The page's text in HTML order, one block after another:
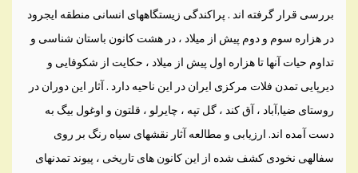
بررسی قرار گرفته اند . پراکندگی زيستگاههای انسانی منطقه ايجرود
در هزاره سوم و دوم پيش از ميلاد ، در هشت کانون باستان شناسی و
تداوم حيات آنها تا هزاره اول پيش از ميلاد ، حکايت از شکوفايی و
ديرپايی تمدن فلات مرکزی ايران در اين ناحيه دارد . آثار اين دوران در
روستای ضيا,آباد ، آق کند ، گل تپه ، چايرلو ، قلتون و اوغول بيگ به
دست آمده اند. ارزيابی و مطالعه آثار نقشهای سياه رنگ بر روی
سفالهی نخودی کشف شده از اين کانون های تاريخی ، پيوند تمدنهای